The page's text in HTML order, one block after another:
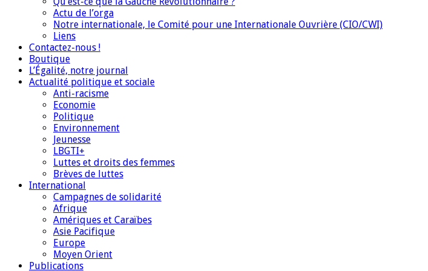
Actu de l’orga
Notre internationale, le Comité pour une Internationale Ouvrière (CIO/CWI)
Liens
Contactez-nous !
Boutique
L’Égalité, notre journal
Actualité politique et sociale
Anti-racisme
Economie
Politique
Environnement
Jeunesse
LBGTI+
Luttes et droits des femmes
Brèves de luttes
International
Campagnes de solidarité
Afrique
Amériques et Caraïbes
Asie Pacifique
Europe
Moyen Orient
Publications